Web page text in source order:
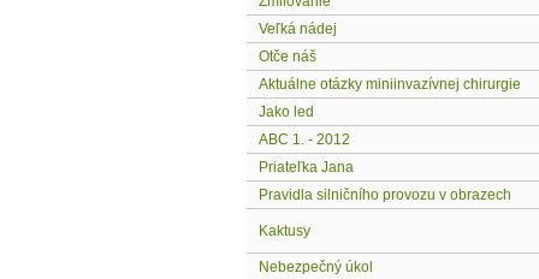
Veľká nádej
Otče náš
Aktuálne otázky miniinvazívnej chirurgie
Jako led
ABC 1. - 2012
Priateľka Jana
Pravidla silničního provozu v obrazech
Kaktusy
Nebezpečný úkol